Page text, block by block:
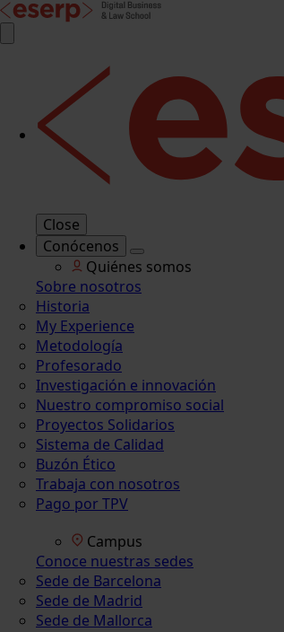
Close
Conócenos
Quiénes somos
Sobre nosotros
Historia
My Experience
Metodología
Profesorado
Investigación e innovación
Nuestro compromiso social
Proyectos Solidarios
Sistema de Calidad
Buzón Ético
Trabaja con nosotros
Pago por TPV
Campus
Conoce nuestras sedes
Sede de Barcelona
Sede de Madrid
Sede de Mallorca